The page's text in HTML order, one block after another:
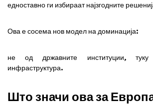
едноставно ги избираат најзгодните
Ова е сосема нов модел на доминација:
не од државните институции, туку
инфраструктура.
Што значи ова за